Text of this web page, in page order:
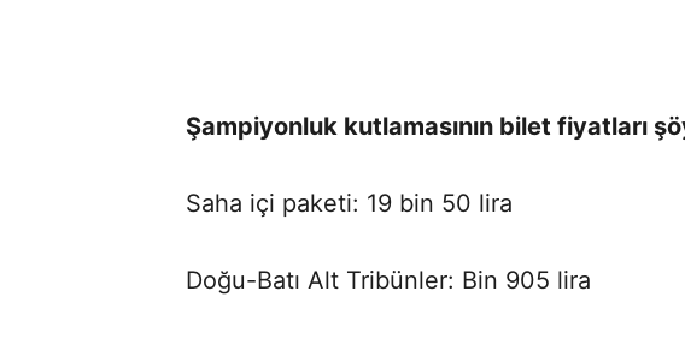
Şampiyonluk kutlamasının bilet fiyatları
Saha içi paketi: 19 bin 50 lira
Doğu-Batı Alt Tribünler: Bin 905 lira